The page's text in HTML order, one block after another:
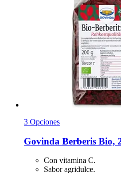
3 Opciones
Govinda Berberis Bio,
Con vitamina C.
Sabor agridulce.